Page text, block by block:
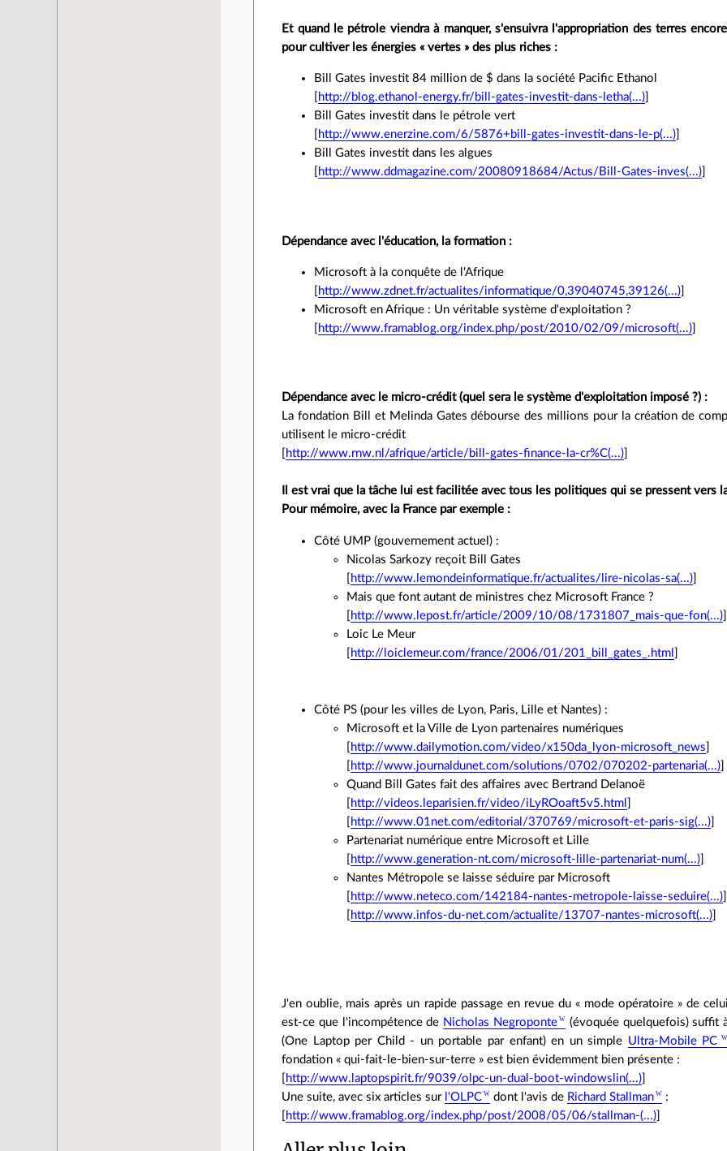
Et quand le pétrole viendra à manquer, s'ensuivra l'appropriation des terres
pour cultiver les énergies « vertes » des plus riches :
Bill Gates investit 84 million de $ dans la société Pacific Ethanol
http://blog.ethanol-energy.fr/bill-gates-investit-dans-letha(...)
Bill Gates investit dans le pétrole vert
http://www.enerzine.com/6/5876+bill-gates-investit-dans-le-p(...)
Bill Gates investit dans les algues
http://www.ddmagazine.com/20080918684/Actus/Bill-Gates-inves(...)
Dépendance avec l'éducation, la formation :
Microsoft à la conquête de l'Afrique
http://www.zdnet.fr/actualites/informatique/0,39040745,39126(...)
Microsoft en Afrique : Un véritable système d'exploitation ?
http://www.framablog.org/index.php/post/2010/02/09/microsoft(...)
Dépendance avec le micro-crédit (quel sera le système d'exploitation imposé ?) :
La fondation Bill et Melinda Gates débourse des millions pour la création de
utilisent le micro-crédit
http://www.rnw.nl/afrique/article/bill-gates-finance-la-cr%C(...)
Il est vrai que la tâche lui est facilitée avec tous les politiques qui se pressent vers
Pour mémoire, avec la France par exemple :
Côté UMP (gouvernement actuel) :
Nicolas Sarkozy reçoit Bill Gates
[ http://www.lemondeinformatique.fr/actualites/lire-nicolas-sa(...)]
Mais que font autant de ministres chez Microsoft France ?
[ http://www.lepost.fr/article/2009/10/08/1731807_mais-que-fon(...)]
Loic Le Meur
[ http://loiclemeur.com/france/2006/01/201_bill_gates_.html]
Côté PS (pour les villes de Lyon, Paris, Lille et Nantes) :
Microsoft et la Ville de Lyon partenaires numériques
[ http://www.dailymotion.com/video/x150da_lyon-microsoft_news]
[ http://www.journaldunet.com/solutions/0702/070202-partenaria(...)]
Quand Bill Gates fait des affaires avec Bertrand Delanoë
[ http://videos.leparisien.fr/video/iLyROoaft5v5.html]
[ http://www.01net.com/editorial/370769/microsoft-et-paris-sig(...)]
Partenariat numérique entre Microsoft et Lille
[ http://www.generation-nt.com/microsoft-lille-partenariat-num(...)]
Nantes Métropole se laisse séduire par Microsoft
[ http://www.neteco.com/142184-nantes-metropole-laisse-seduire(...)]
[ http://www.infos-du-net.com/actualite/13707-nantes-microsoft(...)]
J'en oublie, mais après un rapide passage en revue du « mode opératoire » de
est-ce que l'incompétence de Nicholas Negroponte (évoquée quelquefois)
(One Laptop per Child - un portable par enfant) en un simple Ultra-Mobile PC
fondation « qui-fait-le-bien-sur-terre » est bien évidemment bien présente :
http://www.laptopspirit.fr/9039/olpc-un-dual-boot-windowslin(...)
Une suite, avec six articles sur l'OLPC dont l'avis de Richard Stallman
:
http://www.framablog.org/index.php/post/2008/05/06/stallman-(...)